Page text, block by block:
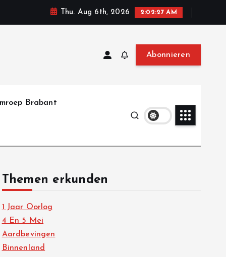
Thu. Aug 6th, 2026 2:02:29 AM
Abonnieren
Brabant
Themen erkunden
1 Jaar Oorlog
4 En 5 Mei
Aardbevingen
Binnenland